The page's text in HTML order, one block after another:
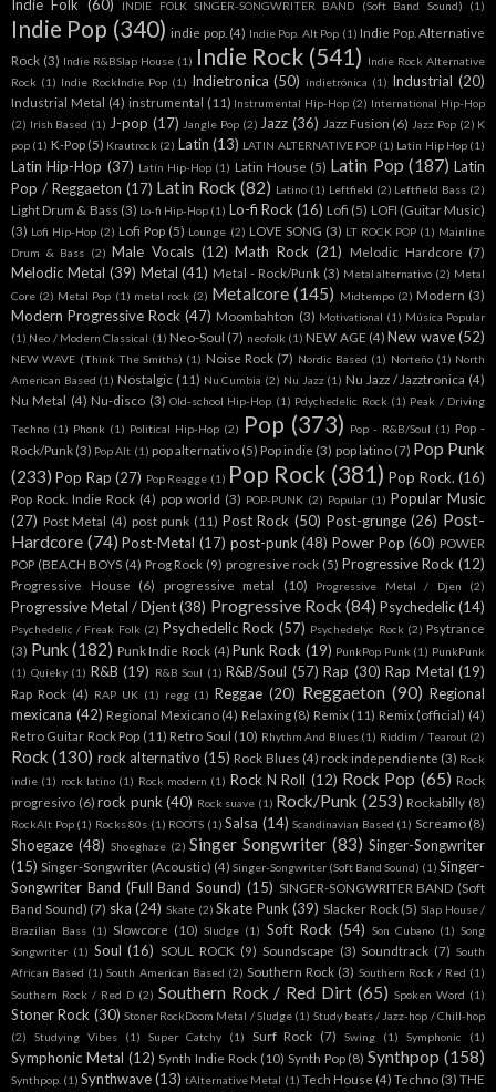
Indie Folk (60) INDIE FOLK SINGER-SONGWRITER BAND (Soft Band Sound) (1)
Indie Pop (340) indie pop. (4) Indie Pop. Alt Pop (1) Indie Pop. Alternative
Rock (3) Indie R&BSlap House (1) Indie Rock (541) Indie Rock Alternative
Rock (1) Indie RockIndie Pop (1) Indietronica (50) indietrónica (1) Industrial (20)
Industrial Metal (4) instrumental (11) Instrumental Hip-Hop (2) International Hip-Hop
(2) Irish Based (1) J-pop (17) Jangle Pop (2) Jazz (36) Jazz Fusion (6) Jazz Pop (2) K
pop (1) K-Pop (5) Krautrock (2) Latin (13) LATIN ALTERNATIVE POP (1) Latin Hip Hop (1)
Latin Hip-Hop (37) Latín Hip-Hop (1) Latin House (5) Latin Pop (187) Latin
Pop / Reggaeton (17) Latin Rock (82) Latino (1) Leftfield (2) Leftfield Bass (2)
Light Drum & Bass (3) Lo-fi Hip-Hop (1) Lo-fi Rock (16) Lofi (5) LOFI (Guitar Music)
(3) Lofi Hip-Hop (2) Lofi Pop (5) Lounge (2) LOVE SONG (3) LT ROCK POP (1) Mainline
Drum & Bass (2) Male Vocals (12) Math Rock (21) Melodic Hardcore (7)
Melodic Metal (39) Metal (41) Metal - Rock/Punk (3) Metal alternativo (2) Metal
Core (2) Metal Pop (1) metal rock (2) Metalcore (145) Midtempo (2) Modern (3)
Modern Progressive Rock (47) Moombahton (3) Motivational (1) Música Popular
(1) Neo / Modern Classical (1) Neo-Soul (7) neofolk (1) NEW AGE (4) New wave (52)
NEW WAVE (Think The Smiths) (1) Noise Rock (7) Nordic Based (1) Norteño (1) North
American Based (1) Nostalgic (11) Nu Cumbia (2) Nu Jazz (1) Nu Jazz / Jazztronica (4)
Nu Metal (4) Nu-disco (3) Old-school Hip-Hop (1) Pdychedelic Rock (1) Peak / Driving
Techno (1) Phonk (1) Political Hip-Hop (2) Pop (373) Pop - R&B/Soul (1) Pop -
Rock/Punk (3) Pop Alt (1) pop alternativo (5) Pop indie (3) pop latino (7) Pop Punk
(233) Pop Rap (27) Pop Reagge (1) Pop Rock (381) Pop Rock. (16)
Pop Rock. Indie Rock (4) pop world (3) POP-PUNK (2) Popular (1) Popular Music
(27) Post Metal (4) post punk (11) Post Rock (50) Post-grunge (26) Post-
Hardcore (74) Post-Metal (17) post-punk (48) Power Pop (60) POWER
POP (BEACH BOYS (4) Prog Rock (9) progresive rock (5) Progressive Rock (12)
Progressive House (6) progressive metal (10) Progressive Metal / Djen (2)
Progressive Metal / Djent (38) Progressive Rock (84) Psychedelic(14)
Psychedelic / Freak Folk (2) Psychedelic Rock (57) Psychedelyc Rock (2) Psytrance
(3) Punk (182) Punk Indie Rock (4) Punk Rock (19) PunkPop Punk (1) PunkPunk
(1) Quieky (1) R&B (19) R&B Soul (1) R&B/Soul (57) Rap (30) Rap Metal (19)
Rap Rock (4) RAP UK (1) regg (1) Reggae (20) Reggaeton (90) Regional
mexicana (42) Regional Mexicano (4) Relaxing (8) Remix (11) Remix (official) (4)
Retro Guitar Rock Pop (11) Retro Soul (10) Rhythm And Blues (1) Riddim / Tearout (2)
Rock (130) rock alternativo (15) Rock Blues (4) rock independiente (3) Rock
indie (1) rock latino (1) Rock modern (1) Rock N Roll (12) Rock Pop (65) Rock
progresivo (6) rock punk (40) Rock suave (1) Rock/Punk (253) Rockabilly (8)
RockAlt Pop (1) Rocks 80s (1) ROOTS (1) Salsa (14) Scandinavian Based (1) Screamo (8)
Shoegaze (48) Shoeghaze (2) Singer Songwriter (83) Singer-Songwriter
(15) Singer-Songwriter (Acoustic) (4) Singer-Songwriter (Soft Band Sound) (1) Singer-
Songwriter Band (Full Band Sound) (15) SINGER-SONGWRITER BAND (Soft
Band Sound) (7) ska (24) Skate (2) Skate Punk (39) Slacker Rock (5) Slap House /
Brazilian Bass (1) Slowcore (10) Sludge (1) Soft Rock (54) Son Cubano (1) Song
Songwriter (1) Soul (16) SOUL ROCK (9) Soundscape (3) Soundtrack (7) South
African Based (1) South American Based (2) Southern Rock (3) Southern Rock / Red (1)
Southern Rock / Red D (2) Southern Rock / Red Dirt (65) Spoken Word (1)
Stoner Rock (30) Stoner RockDoom Metal / Sludge (1) Study beats / Jazz-hop / Chill-hop
(2)
Studying Vibes (1) Super Catchy (1) Surf Rock (7) Swing (1) Symphonic (1)
Symphonic Metal (12) Synth Indie Rock (10) Synth Pop (8) Synthpop (158)
Synthpop. (1) Synthwave (13) tAlternative Metal (1) Tech House (4) Techno (3) THE